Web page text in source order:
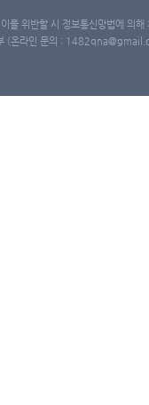
를 위반할 시 정보통신망법에 의
(온라인 문의 :